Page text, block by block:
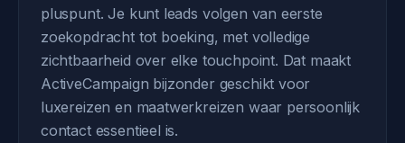
pluspunt. Je kunt leads volgen van eerste
zoekopdracht tot boeking, met volledige
zichtbaarheid over elke touchpoint. Dat maakt
ActiveCampaign bijzonder geschikt voor
luxereizen en maatwerkreizen waar persoonlijk
contact essentieel is.